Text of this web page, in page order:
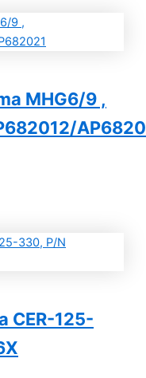
MHG6/9 ,
CER-125-